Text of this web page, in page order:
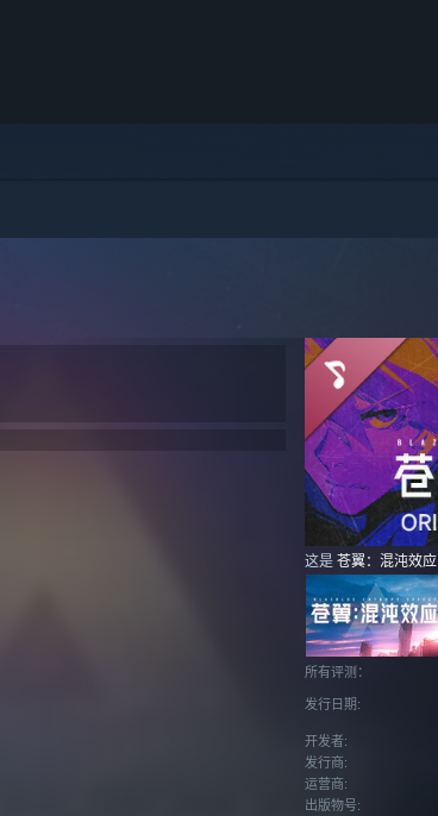
这是 苍翼：混沌效应
所有评测：
发行日期:
开发者:
发行商:
运营商:
出版物号: